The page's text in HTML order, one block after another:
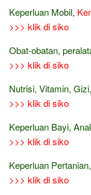
Keperluan Mobil,
>>> klik di siko
Obat-obatan,
>>> klik di siko
Nutrisi, Vitamin,
>>> klik di siko
Keperluan Bayi,
>>> klik di siko
Keperluan
>>> klik di siko